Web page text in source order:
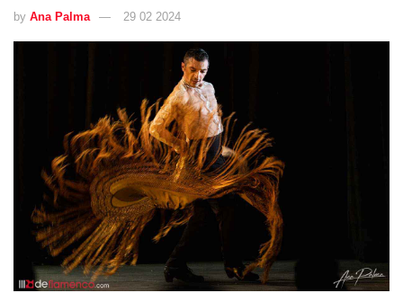
by Ana Palma 29 02 2024